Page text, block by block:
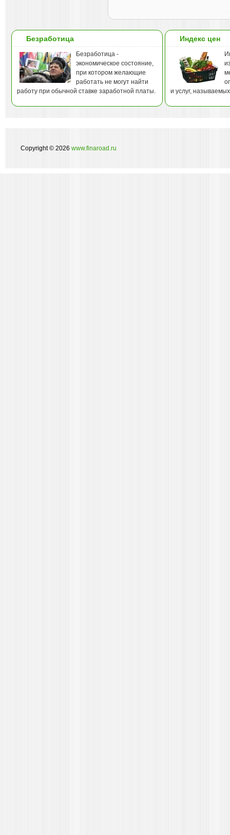
Безработица
Безработица -
экономическое состояние,
при котором желающие
работать не могут найти
работу при обычной ставке заработной платы.
Индекс цен
и услуг,
Copyright © 2026 www.finaroad.ru